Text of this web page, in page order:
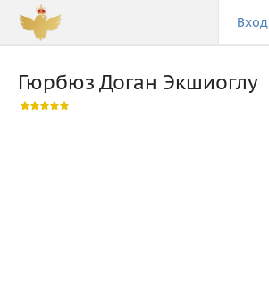
Вход
Гюрбюз Доган Экшиоглу